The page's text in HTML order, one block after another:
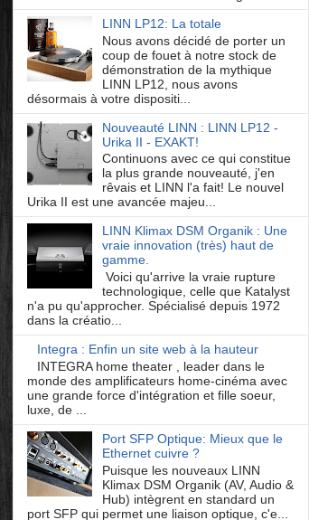
LINN LP12: La totale
Nous avons décidé de porter un
coup de fouet à notre stock de
démonstration de la mythique
LINN LP12, nous avons
désormais à votre dispositi...
Nouveauté LINN : LINN LP12 -
Urika II - EXAKT!
Continuons avec ce qui constitue
la plus grande nouveauté, j'en
rêvais et LINN l'a fait! Le nouvel
Urika II est une avancée majeu...
LINN Klimax DSM Organik : Une
vraie innovation (très) haut de
gamme.
Voici qu'arrive la vraie rupture
technologique, celle que Katalyst
n'a pu qu'approcher. Spécialisé depuis 1972
dans la créatio...
Integra : Enfin un site web à la hauteur
INTEGRA home theater , leader dans le
monde des amplificateurs home-cinéma avec
une grande force d'intégration et fille soeur,
luxe, de ...
Port SFP Optique: Mieux que le
Ethernet cuivre ?
Puisque les nouveaux LINN
Klimax DSM Organik (AV, Audio &
Hub) intègrent en standard un
port SFP qui permet une liaison optique, c'e...